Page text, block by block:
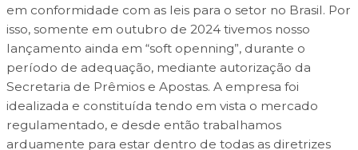
em conformidade com as leis para o setor no Brasil. Por
isso, somente em outubro de 2024 tivemos nosso
lançamento ainda em “soft openning”, durante o
período de adequação, mediante autorização da
Secretaria de Prêmios e Apostas. A empresa foi
idealizada e constituída tendo em vista o mercado
regulamentado, e desde então trabalhamos
arduamente para estar dentro de todas as diretrizes